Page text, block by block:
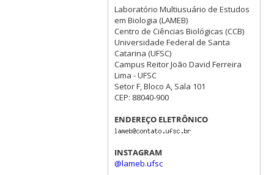
Laboratório Multiusuário de Estudos
em Biologia (LAMEB)
Centro de Ciências Biológicas (CCB)
Universidade Federal de Santa
Catarina (UFSC)
Campus Reitor João David Ferreira
Lima - UFSC
Setor F, Bloco A, Sala 101
CEP: 88040-900
ENDEREÇO ELETRÔNICO
INSTAGRAM
@lameb.ufsc